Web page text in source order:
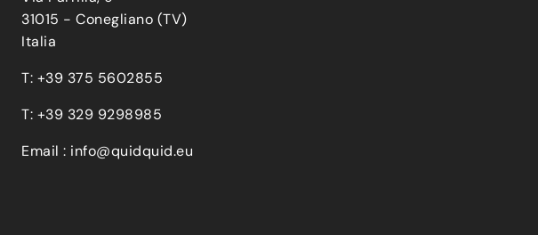
31015 - Conegliano (TV)
Italia
T: +39 375 5602855
T: +39 329 9298985
Email : info@quidquid.eu